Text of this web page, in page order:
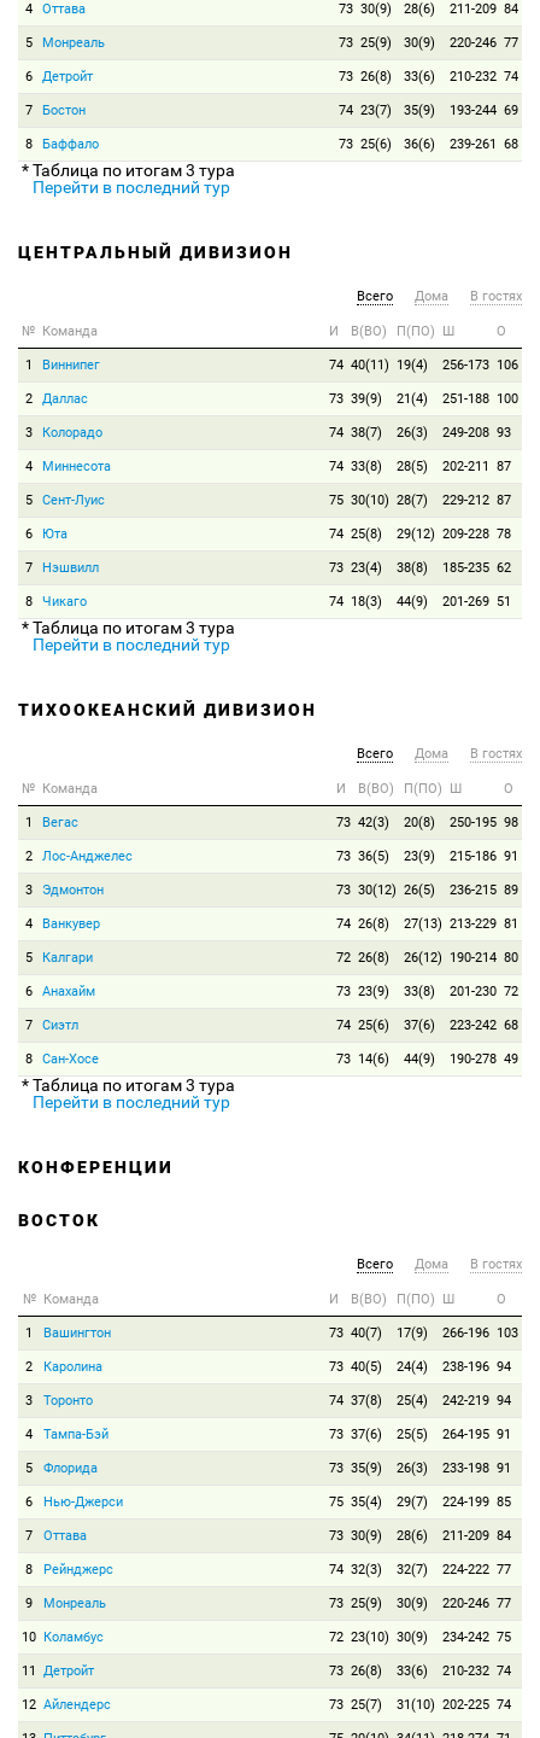
4 Оттава 73 30(9) 28(6) 211-209 84
5 Монреаль 73 25(9) 30(9) 220-246 77
6 Детройт 73 26(8) 33(6) 210-232 74
7 Бостон 74 23(7) 35(9) 193-244 69
8 Баффало 73 25(6) 36(6) 239-261 68
* Таблица по итогам 3 тура
Перейти в последний тур
ЦЕНТРАЛЬНЫЙ ДИВИЗИОН
Всего Дома В гостях
№ Команда И В(ВО) П(ПО) Ш О
1 Виннипег 74 40(11) 19(4) 256-173 106
2 Даллас 73 39(9) 21(4) 251-188 100
3 Колорадо 74 38(7) 26(3) 249-208 93
4 Миннесота 74 33(8) 28(5) 202-211 87
5 Сент-Луис 75 30(10) 28(7) 229-212 87
6 Юта 74 25(8) 29(12) 209-228 78
7 Нэшвилл 73 23(4) 38(8) 185-235 62
8 Чикаго 74 18(3) 44(9) 201-269 51
* Таблица по итогам 3 тура
Перейти в последний тур
ТИХООКЕАНСКИЙ ДИВИЗИОН
Всего Дома В гостях
№ Команда И В(ВО) П(ПО) Ш О
1 Вегас 73 42(3) 20(8) 250-195 98
2 Лос-Анджелес 73 36(5) 23(9) 215-186 91
3 Эдмонтон 73 30(12) 26(5) 236-215 89
4 Ванкувер 74 26(8) 27(13) 213-229 81
5 Калгари 72 26(8) 26(12) 190-214 80
6 Анахайм 73 23(9) 33(8) 201-230 72
7 Сиэтл 74 25(6) 37(6) 223-242 68
8 Сан-Хосе 73 14(6) 44(9) 190-278 49
* Таблица по итогам 3 тура
Перейти в последний тур
КОНФЕРЕНЦИИ
ВОСТОК
Всего Дома В гостях
№ Команда И В(ВО) П(ПО) Ш О
1 Вашингтон 73 40(7) 17(9) 266-196 103
2 Каролина 73 40(5) 24(4) 238-196 94
3 Торонто 74 37(8) 25(4) 242-219 94
4 Тампа-Бэй 73 37(6) 25(5) 264-195 91
5 Флорида 73 35(9) 26(3) 233-198 91
6 Нью-Джерси 75 35(4) 29(7) 224-199 85
7 Оттава 73 30(9) 28(6) 211-209 84
8 Рейнджерс 74 32(3) 32(7) 224-222 77
9 Монреаль 73 25(9) 30(9) 220-246 77
10 Коламбус 72 23(10) 30(9) 234-242 75
11 Детройт 73 26(8) 33(6) 210-232 74
12 Айлендерс 73 25(7) 31(10) 202-225 74